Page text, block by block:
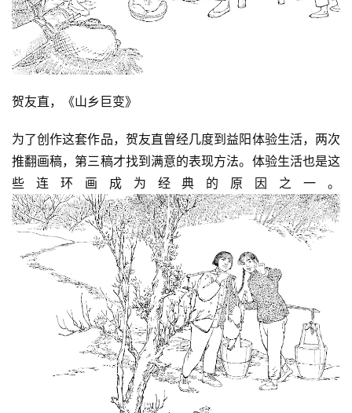
话
美
图
容
易
寫
錯
用
錯
贺友直，《山乡巨变》
为了创作这套作品，贺友直曾经几度到益阳体验生活，两次
推翻画稿，第三稿才找到满意的表现方法。体验生活也是这
些连环画成为经典的原因之一。